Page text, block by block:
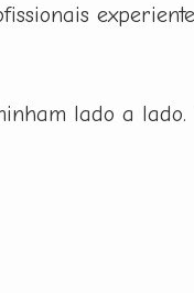
lado a